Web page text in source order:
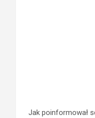
Jak poinformował